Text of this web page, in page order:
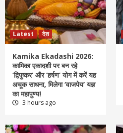
Latest देश
Kamika Ekadashi 2026:
कामिका एकादशी पर बन रहे
‘द्विपुष्कर’ और ‘हर्षण’ योग में करें यह
अचूक साधना, मिलेगा ‘वाजपेय’ यज्ञ
का महापुण्य!
3 hours ago